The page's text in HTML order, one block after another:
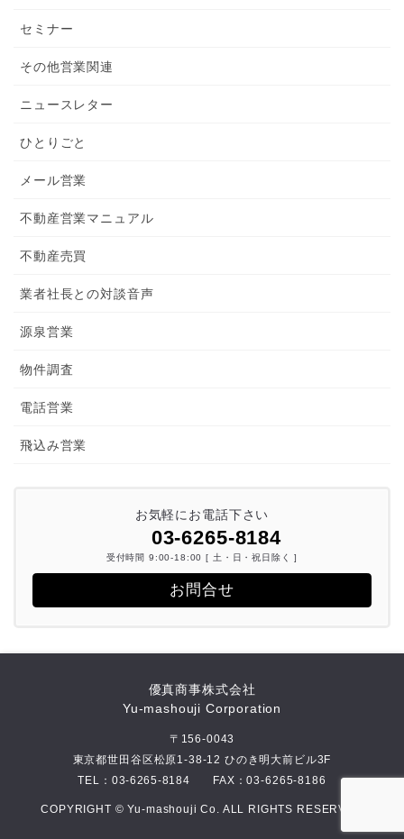
セミナー
その他営業関連
ニュースレター
ひとりごと
メール営業
不動産営業マニュアル
不動産売買
業者社長との対談音声
源泉営業
物件調査
電話営業
飛込み営業
お気軽にお電話下さい
03-6265-8184
受付時間 9:00-18:00 [ 土・日・祝日除く ]
お問合せ
優真商事株式会社
Yu-mashouji Corporation
〒156-0043
東京都世田谷区松原1-38-12 ひのき明大前ビル3F
TEL： 03-6265-8184 FAX：03-6265-8186
COPYRIGHT © Yu-mashouji Co. ALL RIGHTS RESERVED